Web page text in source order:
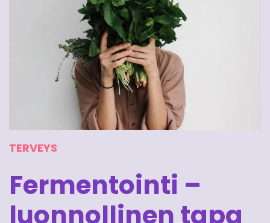
TERVEYS
Fermentointi –
luonnollinen tapa